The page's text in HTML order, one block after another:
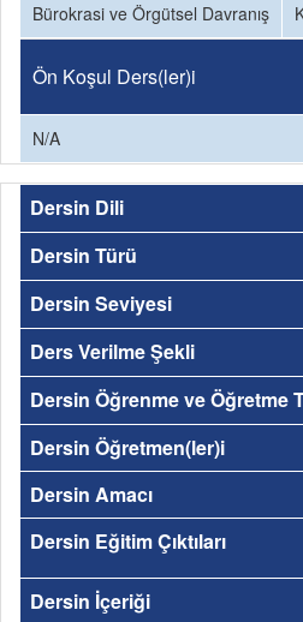
Bürokrasi ve Örgütsel Davranış
Ön Koşul Ders(ler)i
N/A
Dersin Dili
Dersin Türü
Dersin Seviyesi
Ders Verilme Şekli
Dersin Öğrenme ve Öğretme
Dersin Öğretmen(ler)i
Dersin Amacı
Dersin Eğitim Çıktıları
Dersin İçeriği